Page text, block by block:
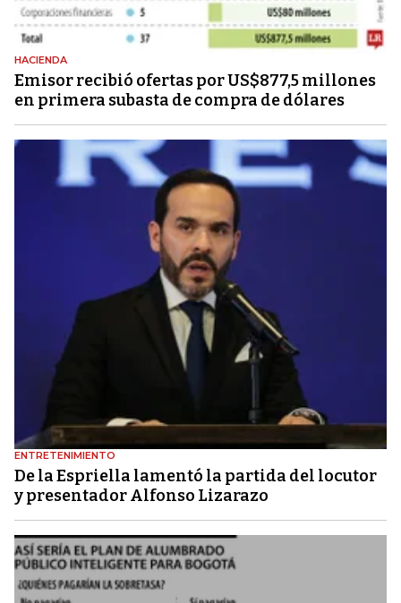
HACIENDA
Emisor recibió ofertas por US$877,5 millones
en primera subasta de compra de dólares
ENTRETENIMIENTO
De la Espriella lamentó la partida del locutor
y presentador Alfonso Lizarazo